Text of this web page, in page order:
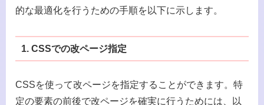
的な最適化を行うための手順を以下に示します。
1. CSSでの改ページ指定
CSSを使って改ページを指定することができます。特
定の要素の前後で改ページを確実に行うためには、以